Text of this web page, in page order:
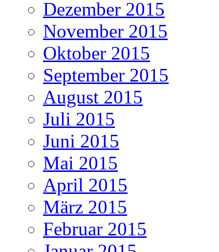
Dezember 2015
November 2015
Oktober 2015
September 2015
August 2015
Juli 2015
Juni 2015
Mai 2015
April 2015
März 2015
Februar 2015